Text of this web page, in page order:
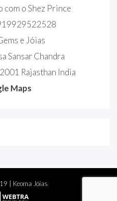
com o Shez Prince
e Jóias
Sansar Chandra
Rajasthan India
Maps
| Keoma Jóias